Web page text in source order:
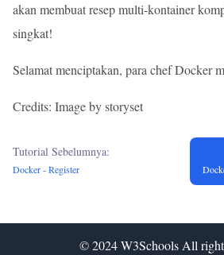
akan membuat resep multi-kontainer
singkat!
Selamat menciptakan, para chef Docker
Credits: Image by storyset
Tutorial Sebelumnya:
Docker - Register
© 2024W3Schools All